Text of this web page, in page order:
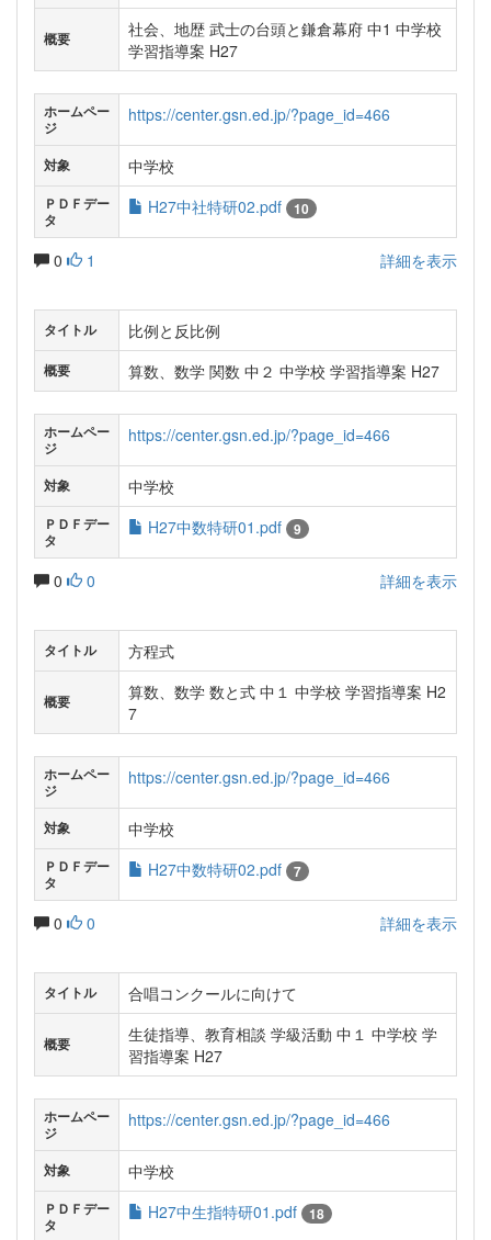
概要
社会、地歴 武士の台頭と鎌倉幕府 中1 中学校
学習指導案 H27
ホームペー
ジ
https://center.gsn.ed.jp/?page_id=466
対象 中学校
ＰＤＦデー
タ
H27中社特研02.pdf 10
0 1 詳細を表示
タイトル 比例と反比例
概要 算数、数学 関数 中２ 中学校 学習指導案 H27
ホームペー
ジ
https://center.gsn.ed.jp/?page_id=466
対象 中学校
ＰＤＦデー
タ
H27中数特研01.pdf 9
0 0 詳細を表示
タイトル 方程式
概要
算数、数学 数と式 中１ 中学校 学習指導案 H2
7
ホームペー
ジ
https://center.gsn.ed.jp/?page_id=466
対象 中学校
ＰＤＦデー
タ
H27中数特研02.pdf 7
0 0 詳細を表示
タイトル 合唱コンクールに向けて
概要
生徒指導、教育相談 学級活動 中１ 中学校 学
習指導案 H27
ホームペー
ジ
https://center.gsn.ed.jp/?page_id=466
対象 中学校
ＰＤＦデー
タ
H27中生指特研01.pdf 18